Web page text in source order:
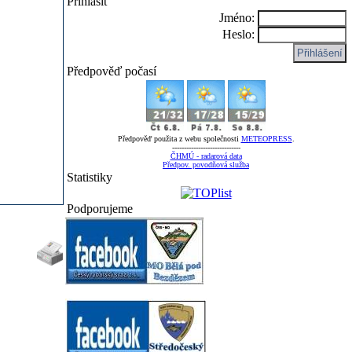
Jméno:
Heslo:
Předpověď počasí
Předpověď použita z webu společnosti METEOPRESS
-----------------------------
ČHMÚ - radarová data
Předpov. povodňová služba
Statistiky
Podporujeme